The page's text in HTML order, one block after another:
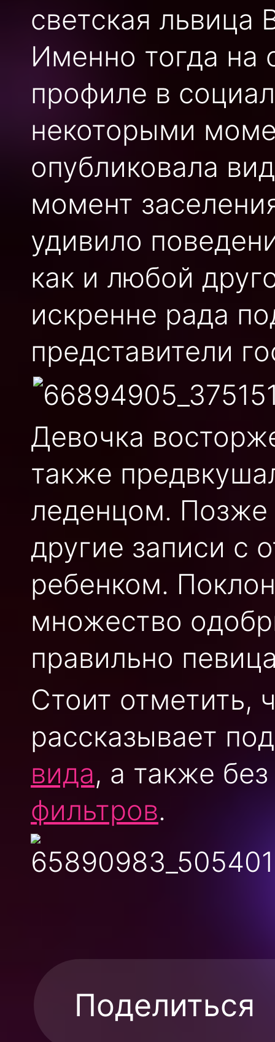
светская львица
Именно тогда на
профиле в
некоторыми
опубликовала
момент
удивило
как и любой
искренне рада
представители
Девочка
также
леденцом. Позже
другие записи с
ребенком.
множество
правильно
Стоит отметить,
рассказывает
вида, а также
фильтров.
Поделиться